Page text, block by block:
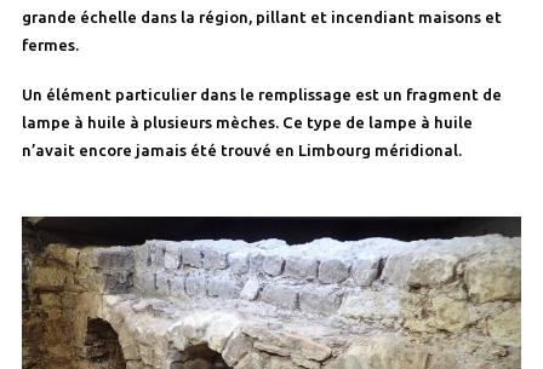
grande échelle dans la région, pillant et incendiant maisons et
fermes.
Un élément particulier dans le remplissage est un fragment de
lampe à huile à plusieurs mèches. Ce type de lampe à huile
n’avait encore jamais été trouvé en Limbourg méridional.